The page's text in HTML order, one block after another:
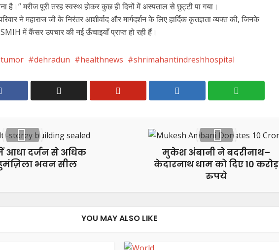
है।” मरीज पूरी तरह स्वस्थ होकर कुछ ही दिनों में अस्पताल से छुट्टी पा गया।
ने महाराज जी के निरंतर आशीर्वाद और मार्गदर्शन के लिए हार्दिक कृतज्ञता व्यक्त की, जिनके
में कैंसर उपचार की नई ऊँचाइयाँ प्राप्त हो रही हैं।
dehradun healthnews shrimahantindreshhospital
दर्जन से अधिक
भवन सील
मुकेश अंबानी ने बदरीनाथ–
केदारनाथ धाम को दिए 10 करोड़
रुपये
YOU MAY ALSO LIKE